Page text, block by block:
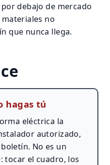
debajo de mercado
no
que nunca llega.
hagas tú
eléctrica la
autorizado,
No es un
tocar el cuadro, los